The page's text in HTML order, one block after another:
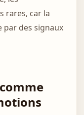
rares, car la
par des signaux